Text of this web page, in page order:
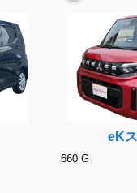
eK
660 G